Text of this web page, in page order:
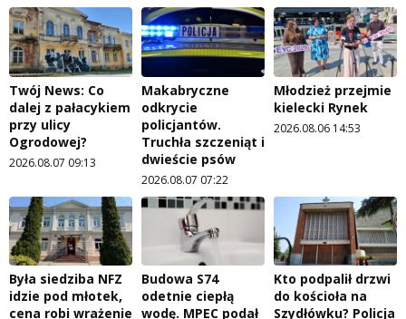
Twój News: Co
dalej z pałacykiem
przy ulicy
Ogrodowej?
2026.08.07 09:13
Makabryczne
odkrycie
policjantów.
Truchła szczeniąt i
dwieście psów
2026.08.07 07:22
Młodzież przejmie
kielecki Rynek
2026.08.06 14:53
Była siedziba NFZ
idzie pod młotek,
cena robi wrażenie
Budowa S74
odetnie ciepłą
wodę. MPEC podał
Kto podpalił drzwi
do kościoła na
Szydłówku? Policja